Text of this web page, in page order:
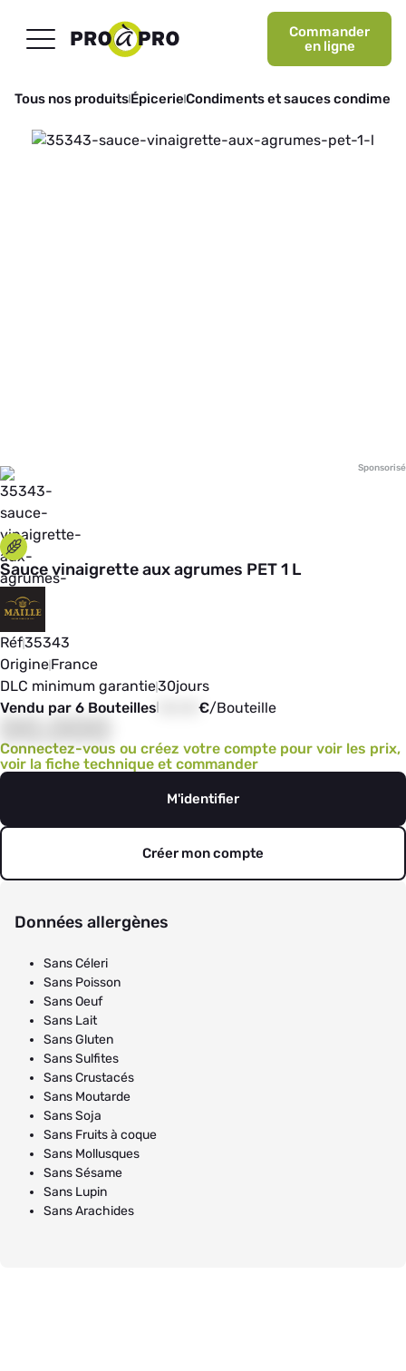
Commander
en ligne
Tous nos produitsÉpicerieCondiments et sauces
Sauce vinaigrette aux agrumes PET 1 L
Réf35343
OrigineFrance
DLC minimum garantie30jours
Vendu par 6 Bouteilles
€/Bouteille
Sponsorisé
Connectez-vous ou créez votre compte pour voir les prix,
voir la fiche technique et commander
M'identifier
Créer mon compte
Données allergènes
Sans Céleri
Sans Poisson
Sans Oeuf
Sans Lait
Sans Gluten
Sans Sulfites
Sans Crustacés
Sans Moutarde
Sans Soja
Sans Fruits à coque
Sans Mollusques
Sans Sésame
Sans Lupin
Sans Arachides